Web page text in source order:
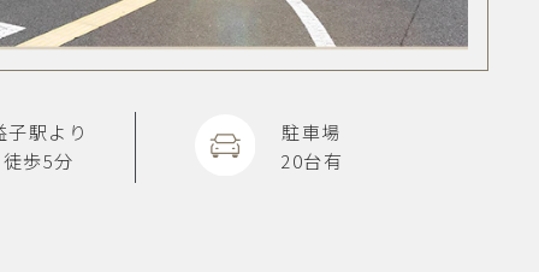
子駅より
徒歩5分
駐車場
20台有